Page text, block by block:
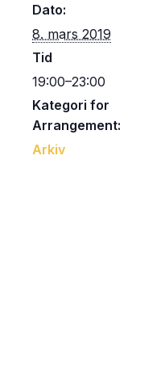
Dato:
8. mars 2019
Tid
19:00–23:00
Kategori for
Arrangement:
Arkiv